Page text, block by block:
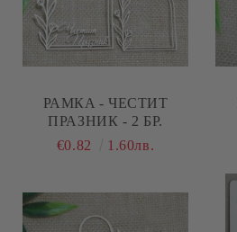
РАМКA - ЧЕСТИТ
ПРАЗНИК - 2 БР.
€0.82
1.60лв.